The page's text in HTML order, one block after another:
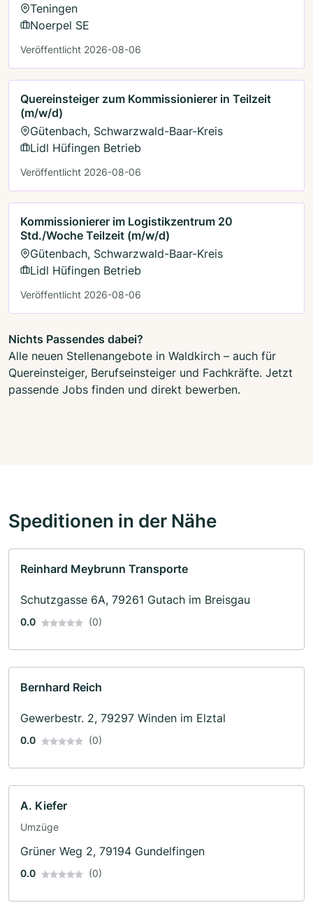
Teningen
Noerpel SE
Veröffentlicht 2026-08-06
Quereinsteiger zum Kommissionierer in Teilzeit
(m/w/d)
Gütenbach, Schwarzwald-Baar-Kreis
Lidl Hüfingen Betrieb
Veröffentlicht 2026-08-06
Kommissionierer im Logistikzentrum 20
Std./Woche Teilzeit (m/w/d)
Gütenbach, Schwarzwald-Baar-Kreis
Lidl Hüfingen Betrieb
Veröffentlicht 2026-08-06
Nichts Passendes dabei?
Alle neuen Stellenangebote in Waldkirch – auch für
Quereinsteiger, Berufseinsteiger und Fachkräfte. Jetzt
passende Jobs finden und direkt bewerben.
Speditionen in der Nähe
Reinhard Meybrunn Transporte
Schutzgasse 6A, 79261 Gutach im Breisgau
0.0 (0)
Bernhard Reich
Gewerbestr. 2, 79297 Winden im Elztal
0.0 (0)
A. Kiefer
Umzüge
Grüner Weg 2, 79194 Gundelfingen
0.0 (0)